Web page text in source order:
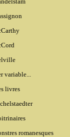
variable...
livres
romanesques